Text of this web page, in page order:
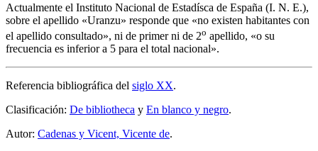
Actualmente el Instituto Nacional de Estadísca de España (I. N. E.),
sobre el apellido «Uranzu» responde que «no existen habitantes con
el apellido consultado», ni de primer ni de 2o apellido, «o su
frecuencia es inferior a 5 para el total nacional».
Referencia bibliográfica del siglo XX.
Clasificación: De bibliotheca y En blanco y negro.
Autor: Cadenas y Vicent, Vicente de.